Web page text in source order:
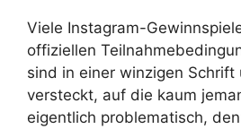
Viele Instagram-
offiziellen
sind in einer winzigen Schrift
versteckt, auf die kaum
eigentlich problematisch,